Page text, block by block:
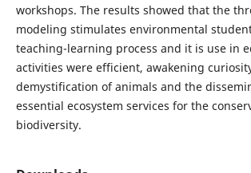
workshops. The results showed that the
modeling stimulates environmental
teaching-learning process and it is use in
activities were efficient, awakening
demystification of animals and the
essential ecosystem services for the
biodiversity.